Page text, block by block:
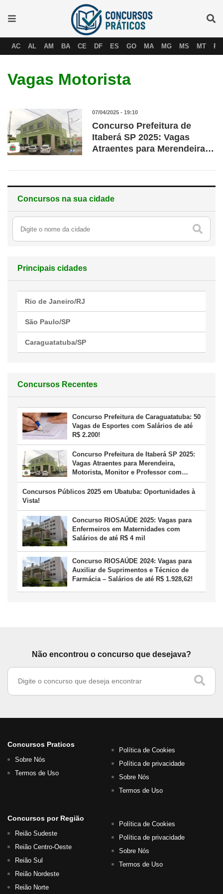
AC AL AM BA CE DF ES GO MA MG MS MT PA
Vagas Motorista
07/04/2025 - 19:10
Concurso Prefeitura de
Itaberá SP 2025: Vagas
Atraentes para Merendeira,
Professor com Salários de
até R$ 3,6 Mil
Concursos na sua cidade
Principais cidades
Rio de Janeiro/RJ
São Paulo/SP
Caraguatatuba/SP
Concursos Recentes
Concurso Prefeitura de Caraguatatuba: 50
Vagas de Esportes com Salários de até
R$ 2.200!
Concurso Prefeitura de Itaberá SP 2025:
Vagas Atraentes para Merendeira,
Motorista, Monitor e Professor com
Salários de até R$ 3,6 Mil
Concursos Públicos 2025 em Ubatuba: Oportunidades à
Vista!
Concurso RIOSAÚDE 2025: Vagas para
Enfermeiros em Maternidades com
Salários de até R$ 4 mil
Concurso RIOSAÚDE 2024: Vagas para
Auxiliar de Suprimentos e Técnico de
Farmácia – Salários de até R$ 1.928,62!
Não encontrou o concurso que desejava?
Concursos Praticos
Sobre Nós
Termos de Uso
Política de Cookies
Política de privacidade
Sobre Nós
Termos de Uso
Concursos por Região
Reião Sudeste
Reião Centro-Oeste
Reião Sul
Reião Nordeste
Reião Norte
Política de Cookies
Política de privacidade
Sobre Nós
Termos de Uso